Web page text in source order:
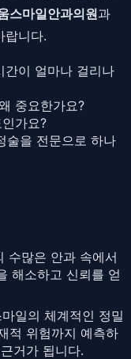
스마일안과의원과
랍니다.
간이 얼마나 걸리나
중요한가요?
가요?
술을 전문으로 하나
수많은 안과 속에서
해소하고 신뢰를 얻
일의 체계적인 정밀
적 위험까지 예측하
거가 됩니다.